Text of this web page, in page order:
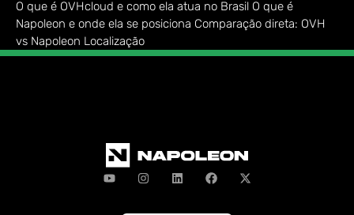
O que é OVHcloud e como ela atua no Brasil O que é
Napoleon e onde ela se posiciona Comparação direta: OVH
vs Napoleon Localização